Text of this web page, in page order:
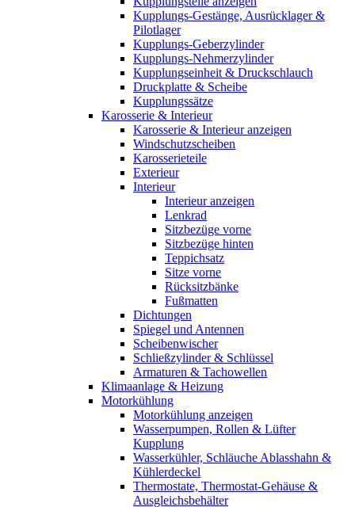
Kupplungs-Gestänge, Ausrücklager &
Pilotlager
Kupplungs-Geberzylinder
Kupplungs-Nehmerzylinder
Kupplungseinheit & Druckschlauch
Druckplatte & Scheibe
Kupplungssätze
Karosserie & Interieur
Karosserie & Interieur anzeigen
Windschutzscheiben
Karosserieteile
Exterieur
Interieur
Interieur anzeigen
Lenkrad
Sitzbezüge vorne
Sitzbezüge hinten
Teppichsatz
Sitze vorne
Rücksitzbänke
Fußmatten
Dichtungen
Spiegel und Antennen
Scheibenwischer
Schließzylinder & Schlüssel
Armaturen & Tachowellen
Klimaanlage & Heizung
Motorkühlung
Motorkühlung anzeigen
Wasserpumpen, Rollen & Lüfter
Kupplung
Wasserkühler, Schläuche Ablasshahn &
Kühlerdeckel
Thermostate, Thermostat-Gehäuse &
Ausgleichsbehälter